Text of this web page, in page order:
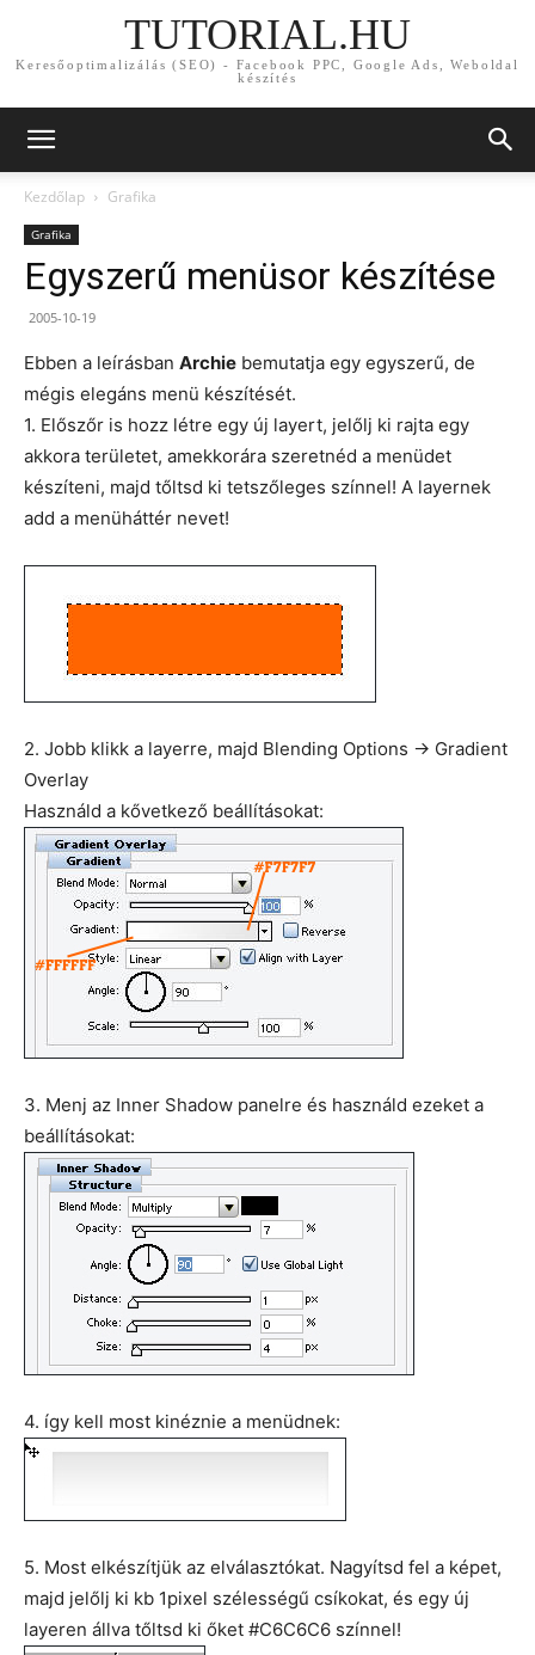
TUTORIAL.HU
Keresőoptimalizálás (SEO) - Facebook PPC, Google Ads, Weboldal
készítés
Kezdőlap Grafika
Grafika
Egyszerű menüsor készítése
2005-10-19
Ebben a leírásban Archie bemutatja egy egyszerű, de
mégis elegáns menü készítését.
1. Előszőr is hozz létre egy új layert, jelőlj ki rajta egy
akkora területet, amekkorára szeretnéd a menüdet
készíteni, majd tőltsd ki tetszőleges színnel! A layernek
add a menüháttér nevet!
2. Jobb klikk a layerre, majd Blending Options -> Gradient
Overlay
Használd a kővetkező beállításokat:
3. Menj az Inner Shadow panelre és használd ezeket a
beállításokat:
4. így kell most kinéznie a menüdnek:
5. Most elkészítjük az elválasztókat. Nagyítsd fel a képet,
majd jelőlj ki kb 1pixel szélességű csíkokat, és egy új
layeren állva tőltsd ki őket #C6C6C6 színnel!